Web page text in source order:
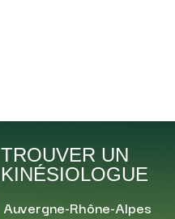
TROUVER UN
KINÉSIOLOGUE
Auvergne-Rhône-Alpes